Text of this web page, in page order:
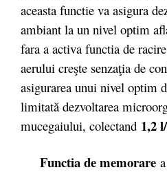
aceasta functie va asigura
ambiant la un nivel optim
fara a activa functia de
aerului creşte senzaţia de
asigurarea unui nivel optim
limitată dezvoltarea
mucegaiului, colectand 1,2
Functia de memorare